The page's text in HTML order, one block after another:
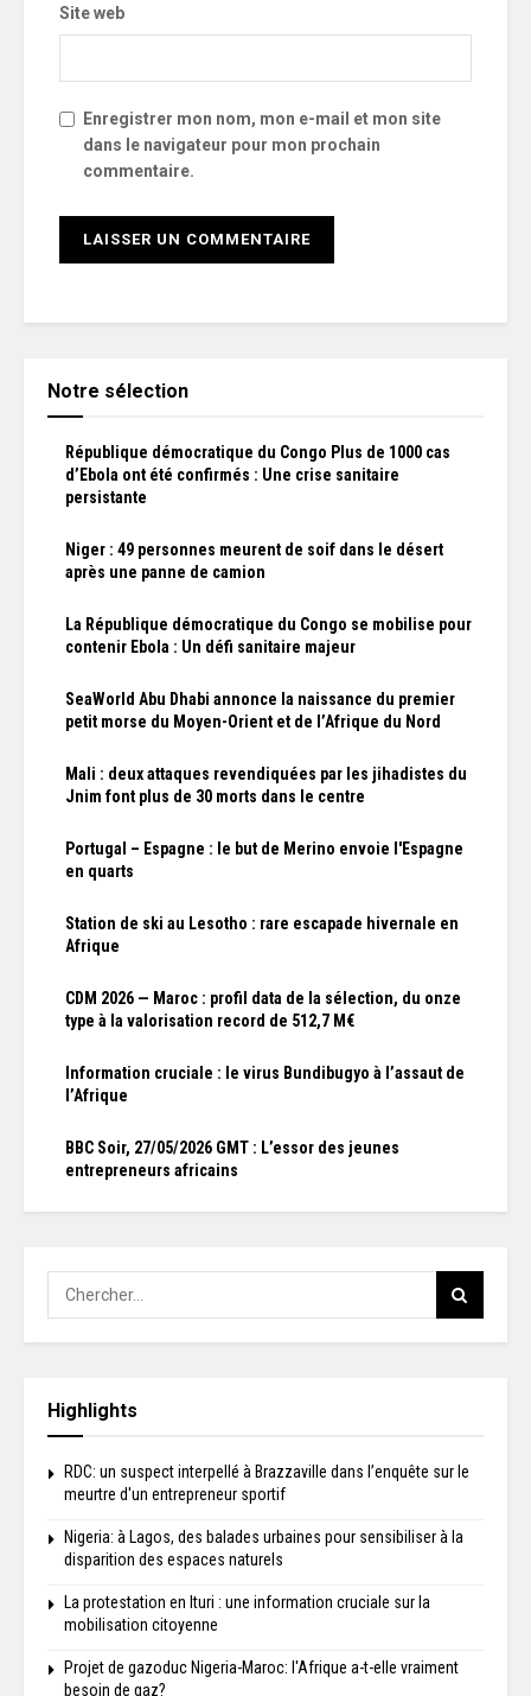
Site web
Enregistrer mon nom, mon e-mail et mon site
dans le navigateur pour mon prochain
commentaire.
Notre sélection
République démocratique du Congo Plus de 1000 cas
d’Ebola ont été confirmés : Une crise sanitaire
persistante
Niger : 49 personnes meurent de soif dans le désert
après une panne de camion
La République démocratique du Congo se mobilise pour
contenir Ebola : Un défi sanitaire majeur
SeaWorld Abu Dhabi annonce la naissance du premier
petit morse du Moyen-Orient et de l’Afrique du Nord
Mali : deux attaques revendiquées par les jihadistes du
Jnim font plus de 30 morts dans le centre
Portugal – Espagne : le but de Merino envoie l'Espagne
en quarts
Station de ski au Lesotho : rare escapade hivernale en
Afrique
CDM 2026 — Maroc : profil data de la sélection, du onze
type à la valorisation record de 512,7 M€
Information cruciale : le virus Bundibugyo à l’assaut de
l’Afrique
BBC Soir, 27/05/2026 GMT : L’essor des jeunes
entrepreneurs africains
Highlights
RDC: un suspect interpellé à Brazzaville dans l’enquête sur le
meurtre d'un entrepreneur sportif
Nigeria: à Lagos, des balades urbaines pour sensibiliser à la
disparition des espaces naturels
La protestation en Ituri : une information cruciale sur la
mobilisation citoyenne
Projet de gazoduc Nigeria-Maroc: l'Afrique a-t-elle vraiment
besoin de gaz?